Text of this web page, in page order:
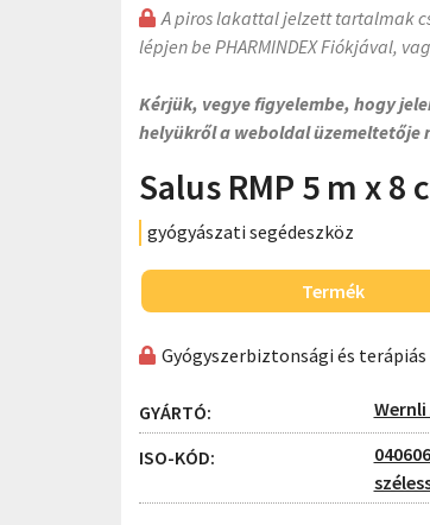
A piros lakattal jelzett tartalmak
lépjen be PHARMINDEX Fiókjával,
Kérjük, vegye figyelembe, hogy
helyükről a weboldal
Salus RMP 5 m x 8
gyógyászati segédeszköz
Termék
Gyógyszerbiztonsági és
GYÁRTÓ: Wernli
ISO-KÓD: